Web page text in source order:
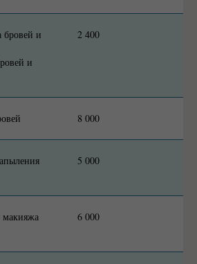
бровей и
и
2 400
8 000
5 000
макияжа
6 000